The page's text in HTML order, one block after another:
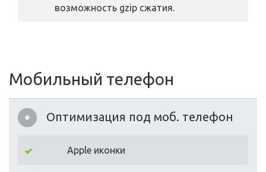
возможность gzip сжатия.
Мобильный телефон
Оптимизация под моб. телефон
Apple иконки